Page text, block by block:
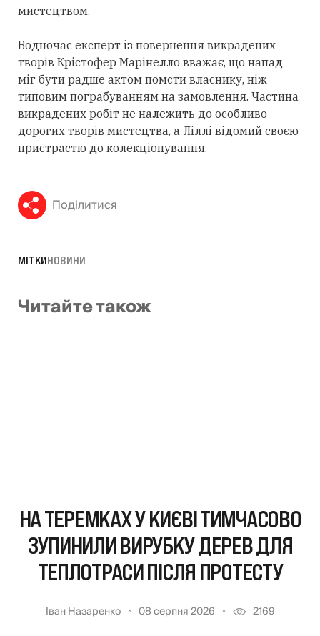
мистецтвом.
Водночас експерт із повернення викрадених
творів Крістофер Марінелло вважає, що напад
міг бути радше актом помсти власнику, ніж
типовим пограбуванням на замовлення. Частина
викрадених робіт не належить до особливо
дорогих творів мистецтва, а Ліллі відомий своєю
пристрастю до колекціонування.
Поділитися
МІТКИНОВИНИ
Читайте також
НА ТЕРЕМКАХ У КИЄВІ ТИМЧАСОВО
ЗУПИНИЛИ ВИРУБКУ ДЕРЕВ ДЛЯ
ТЕПЛОТРАСИ ПІСЛЯ ПРОТЕСТУ
Іван Назаренко 08 серпня 2026 2169